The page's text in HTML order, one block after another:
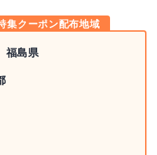
集クーポン配布地域
福島県